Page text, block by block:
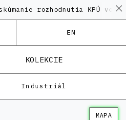
rozhodnutia KPÚ vo
EN
KOLEKCIE
Industriál
MAPA